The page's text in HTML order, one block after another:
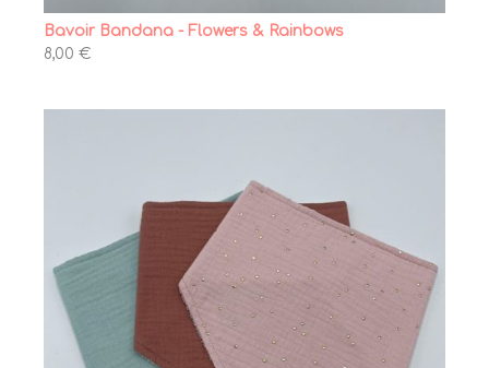
Bavoir Bandana - Flowers & Rainbows
8,00 €